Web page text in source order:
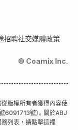
招聘社交媒體政策
© Coamix Inc.
版權所有者獲得內容使
6091713號）。關於ABJ
列表，請點擊這裡